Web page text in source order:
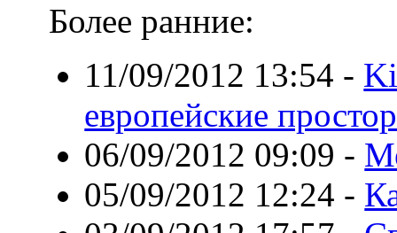
Более ранние:
11/09/2012 13:54 -
европейские
06/09/2012 09:09 -
05/09/2012 12:24 -